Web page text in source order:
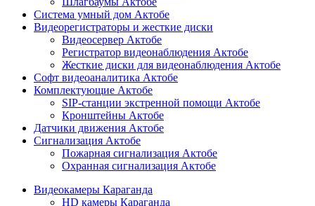
Система умный дом Актобе
Видеорегистраторы и жесткие диски
Видеосервер Актобе
Регистратор видеонаблюдения Актобе
Жесткие диски для видеонаблюдения Актобе
Софт видеоаналитика Актобе
Комплектующие Актобе
SIP-станции экстренной помощи Актобе
Кронштейны Актобе
Датчики движения Актобе
Сигнализация Актобе
Пожарная сигнализация Актобе
Охранная сигнализация Актобе
Видеокамеры Караганда
HD камеры Караганда